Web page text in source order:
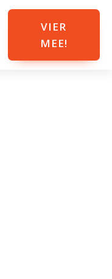
VIER
MEE!